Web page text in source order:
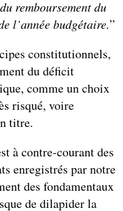
remboursement du
l’année budgétaire.”
constitutionnels,
du déficit
comme un choix
risqué, voire
titre.
à contre-courant des
enregistrés par notre
des fondamentaux
de dilapider la